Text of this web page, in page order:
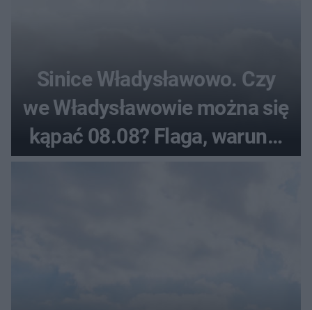
Sinice Władysławowo. Czy
we Władysławowie można się
kąpać 08.08? Flaga, warunki
pogodowe